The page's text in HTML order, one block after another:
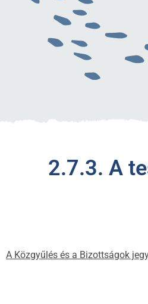
2.7.3. A
A Közgyűlés és a Bizottságok